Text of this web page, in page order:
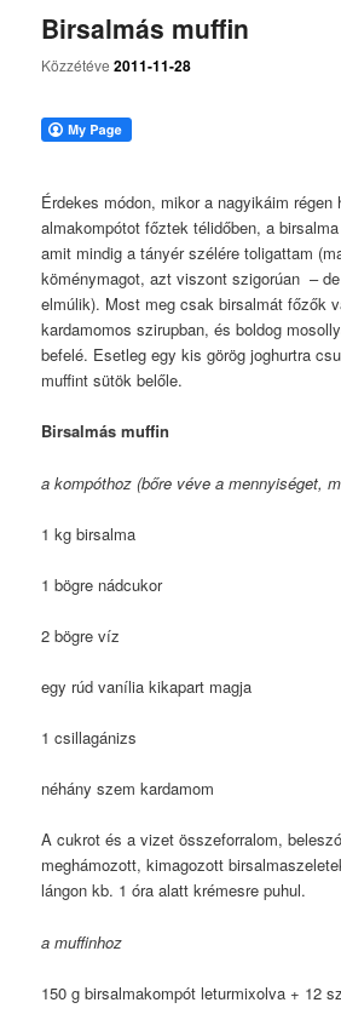
Birsalmás muffin
Közzétéve2011-11-28
Érdekes módon, mikor a nagyikáim régen
almakompótot főztek télidőben, a
amit mindig a tányér szélére toligattam
köménymagot, azt viszont szigorúan –
elmúlik). Most meg csak birsalmát főzők
kardamomos szirupban, és boldog
befelé. Esetleg egy kis görög joghurtra
muffint sütök belőle.
Birsalmás muffin
a kompóthoz (bőre véve a mennyiséget,
1 kg birsalma
1 bögre nádcukor
2 bögre víz
egy rúd vanília kikapart magja
1 csillagánizs
néhány szem kardamom
A cukrot és a vizet összeforralom,
meghámozott, kimagozott
lángon kb. 1 óra alatt krémesre puhul.
a muffinhoz
150 g birsalmakompót leturmixolva + 12